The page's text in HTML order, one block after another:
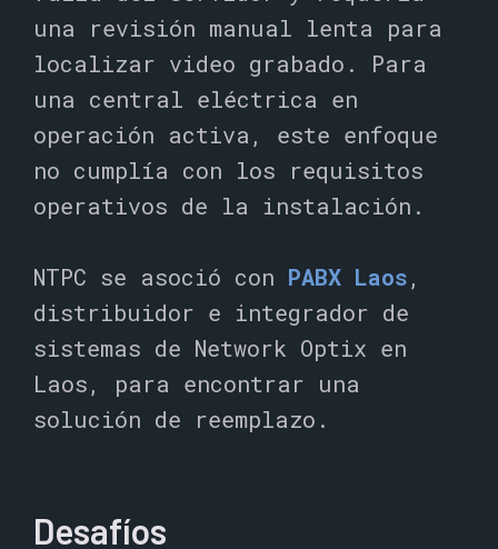
una revisión manual lenta para
localizar video grabado. Para
una central eléctrica en
operación activa, este enfoque
no cumplía con los requisitos
operativos de la instalación.
NTPC se asoció con PABX Laos,
distribuidor e integrador de
sistemas de Network Optix en
Laos, para encontrar una
solución de reemplazo.
Desafíos